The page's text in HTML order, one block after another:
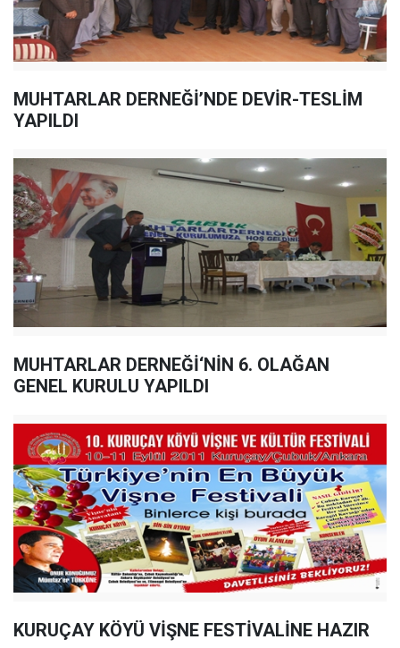
MUHTARLAR DERNEĞİ’NDE DEVİR-TESLİM
YAPILDI
MUHTARLAR DERNEĞİ‘NİN 6. OLAĞAN
GENEL KURULU YAPILDI
KURUÇAY KÖYÜ VİŞNE FESTİVALİNE HAZIR